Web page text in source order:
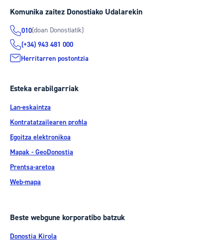
Komunika zaitez Donostiako Udalarekin
010(doan Donostiatik)
(+34) 943 481 000
Herritarren postontzia
Esteka erabilgarriak
Lan-eskaintza
Kontratatzailearen profila
Egoitza elektronikoa
Mapak - GeoDonostia
Prentsa-aretoa
Web-mapa
Beste webgune korporatibo batzuk
Donostia Kirola